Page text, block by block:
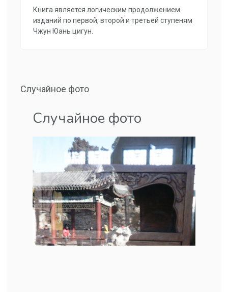
Книга является логическим продолжением
изданий по первой, второй и третьей ступеням
Чжун Юань цигун.
Случайное фото
Случайное фото